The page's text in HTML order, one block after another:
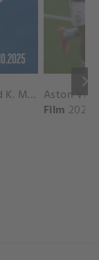
keyboard_arrow_right
A. Krunic and A. Danilina vs. P. Hon and K. Muchova Match Highlights - BEIJING_Capital Group Diamond ( October 02, 2025)
Film 2026